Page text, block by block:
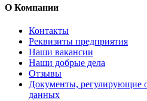
О Компании
Контакты
Реквизиты предприятия
Наши вакансии
Наши добрые дела
Отзывы
Документы, регулирующие
данных